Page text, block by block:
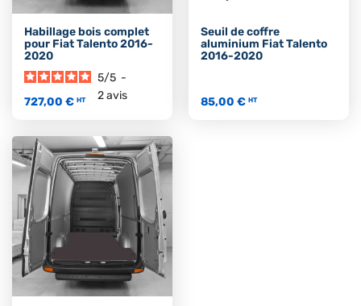
Habillage bois complet
pour Fiat Talento 2016-
2020
5/5 -
2avis
727,00 € HT
Seuil de coffre
aluminium Fiat Talento
2016-2020
85,00 € HT